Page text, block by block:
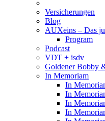
Versicherungen
Blog
AUXeins – Das
Program
Podcast
VDT + isdv
Goldener Bobby
In Memoriam
In
In
In
In